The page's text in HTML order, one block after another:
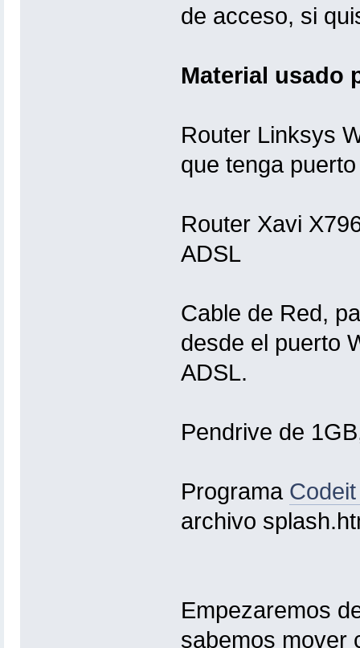
de acceso, si
Material usado
Router Linksys
que tenga
Router Xavi
ADSL
Cable de Red,
desde el puerto
ADSL.
Pendrive de
Programa
archivo
Empezaremos
sabemos mover